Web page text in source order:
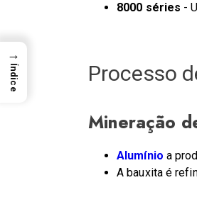
8000 séries -
Processo
Mineração
Alumínio a
A bauxita é
→
Índice